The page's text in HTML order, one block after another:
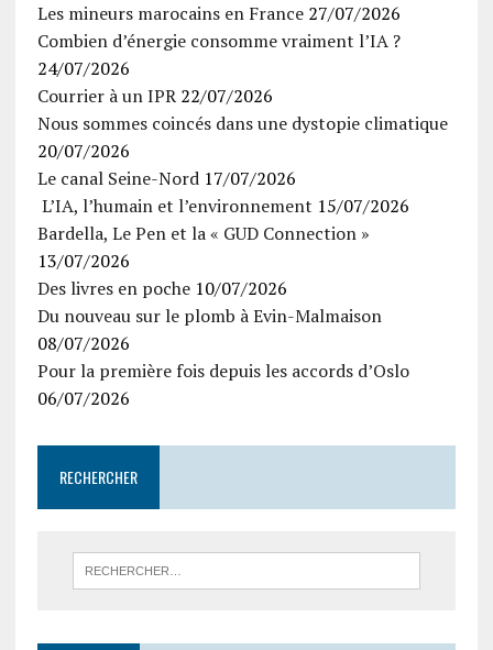
Les mineurs marocains en France 27/07/2026
Combien d’énergie consomme vraiment l’IA ?
24/07/2026
Courrier à un IPR 22/07/2026
Nous sommes coincés dans une dystopie climatique
20/07/2026
Le canal Seine-Nord 17/07/2026
L’IA, l’humain et l’environnement 15/07/2026
Bardella, Le Pen et la « GUD Connection »
13/07/2026
Des livres en poche 10/07/2026
Du nouveau sur le plomb à Evin-Malmaison
08/07/2026
Pour la première fois depuis les accords d’Oslo
06/07/2026
RECHERCHER